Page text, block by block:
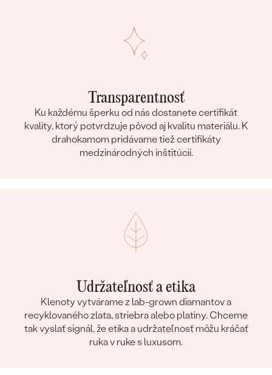
Transparentnosť
Ku každému šperku od nás dostanete certifikát
kvality, ktorý potvrdzuje pôvod aj kvalitu materiálu. K
drahokamom pridávame tiež certifikáty
medzinárodných inštitúcií.
Udržateľnosť a etika
Klenoty vytvárame z lab-grown diamantov a
recyklovaného zlata, striebra alebo platiny. Chceme
tak vyslať signál, že etika a udržateľnosť môžu kráčať
ruka v ruke s luxusom.